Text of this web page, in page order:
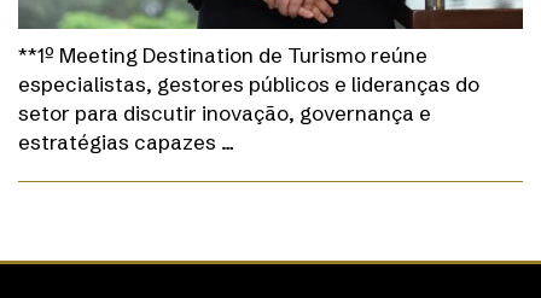
**1º Meeting Destination de Turismo reúne
especialistas, gestores públicos e lideranças do
setor para discutir inovação, governança e
estratégias capazes …